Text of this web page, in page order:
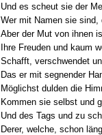
Und es scheut sie der
Wer mit Namen sie sind,
Aber der Mut von ihnen
Ihre Freuden und kaum
Schafft, verschwendet
Das er mit segnender
Möglichst dulden die
Kommen sie selbst und
Und des Tags und zu
Derer, welche, schon